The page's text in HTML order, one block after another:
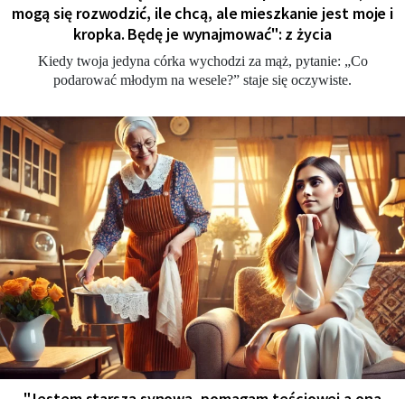
mogą się rozwodzić, ile chcą, ale mieszkanie jest moje i
kropka. Będę je wynajmować": z życia
Kiedy twoja jedyna córka wychodzi za mąż, pytanie: „Co
podarować młodym na wesele?” staje się oczywiste.